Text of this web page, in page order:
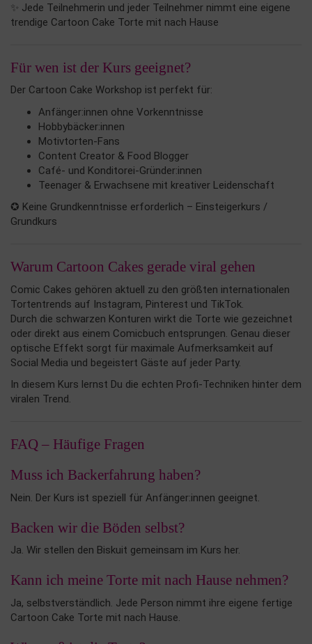
✨ Jede Teilnehmerin und jeder Teilnehmer nimmt eine eigene
trendige Cartoon Cake Torte mit nach Hause
Für wen ist der Kurs geeignet?
Der Cartoon Cake Workshop ist perfekt für:
Anfänger:innen ohne Vorkenntnisse
Hobbybäcker:innen
Motivtorten-Fans
Content Creator & Food Blogger
Café- und Konditorei-Gründer:innen
Teenager & Erwachsene mit kreativer Leidenschaft
✪ Keine Grundkenntnisse erforderlich – Einsteigerkurs /
Grundkurs
Warum Cartoon Cakes gerade viral gehen
Comic Cakes gehören aktuell zu den größten internationalen
Tortentrends auf Instagram, Pinterest und TikTok.
Durch die schwarzen Konturen wirkt die Torte wie gezeichnet
oder direkt aus einem Comicbuch entsprungen. Genau dieser
optische Effekt sorgt für maximale Aufmerksamkeit auf
Social Media und begeistert Gäste auf jeder Party.
In diesem Kurs lernst Du die echten Profi-Techniken hinter dem
viralen Trend.
FAQ – Häufige Fragen
Muss ich Backerfahrung haben?
Nein. Der Kurs ist speziell für Anfänger:innen geeignet.
Backen wir die Böden selbst?
Ja. Wir stellen den Biskuit gemeinsam im Kurs her.
Kann ich meine Torte mit nach Hause nehmen?
Ja, selbstverständlich. Jede Person nimmt ihre eigene fertige
Cartoon Cake Torte mit nach Hause.